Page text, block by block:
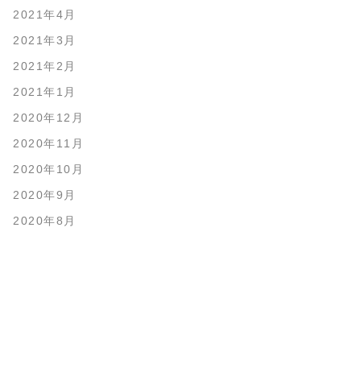
2021年4月
2021年3月
2021年2月
2021年1月
2020年12月
2020年11月
2020年10月
2020年9月
2020年8月